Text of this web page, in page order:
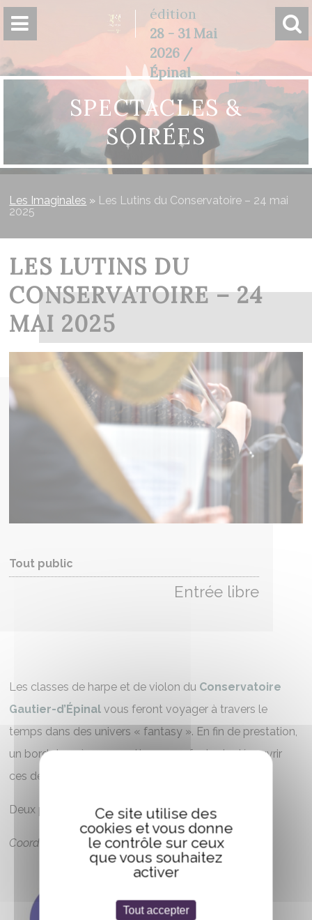
édition
28 - 31 Mai
2026 /
Épinal
SPECTACLES &
SOIRÉES
Les Imaginales » Les Lutins du Conservatoire – 24 mai
2025
LES LUTINS DU
CONSERVATOIRE – 24
MAI 2025
Tout public
Entrée libre
Les classes de harpe et de violon du Conservatoire
Gautier-d’Épinal vous feront voyager à travers le
temps dans des univers « fantasy ». En fin de prestation,
un bord de scène permettra aux enfants de découvrir
ces deux instruments.
Deux passages de 30 à 40 minutes à 10h et 11h.
Coordination : Christine Durantel et Sophie Garric
Panneau de gestion des cookies
Ce site utilise des
cookies et vous donne
le contrôle sur ceux
que vous souhaitez
activer
Tout accepter